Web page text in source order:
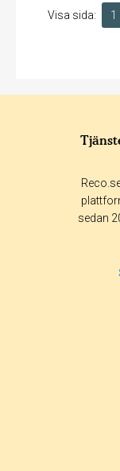
Visa sida: 1
sedan